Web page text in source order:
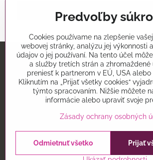
Predajňa
Alatorty
Mikovíniho 15
Trnava 91701
Predvoľby
Cookies používame na zlepšenie
webovej stránky, analýzu jej výkonnosti
údajov o jej používaní. Na tento účel
a služby tretích strán a zhromaždené
preniesť k partnerom v EÚ, USA alebo
Kliknutím na „Prijať všetky cookies“
týmto spracovaním. Nižšie môžete
informácie alebo upraviť svoje
Zásady ochrany osobných
Prijať
Odmietnuť všetko